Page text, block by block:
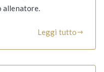
Leggi tutto